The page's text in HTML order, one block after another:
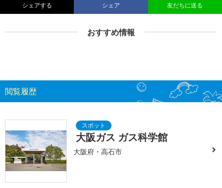
シェアする シェア 友だちに送る
おすすめ情報
閲覧履歴
大阪ガス ガス科学館
大阪府・高石市